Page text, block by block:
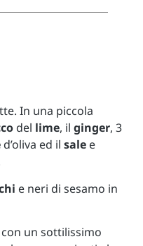
In una piccola
del lime, il ginger, 3
d’oliva ed il sale e
e neri di sesamo in
con un sottilissimo